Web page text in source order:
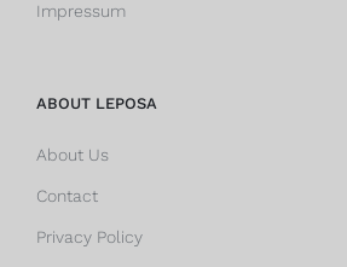
Impressum
ABOUT LEPOSA
About Us
Contact
Privacy Policy